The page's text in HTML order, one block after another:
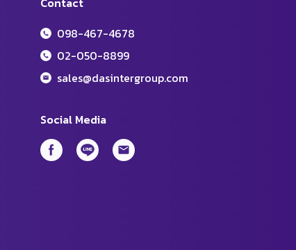
Social Media
098-467-4678
02-050-8899
sales@dasintergroup.com